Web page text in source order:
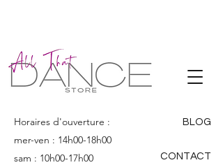
ALL THAT
DANCE
Horaires d'ouverture :
mer-ven : 14h00-18h00
sam : 10h00-17h00
BLOG
CONTACT